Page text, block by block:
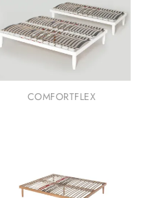
COMFORTFLEX